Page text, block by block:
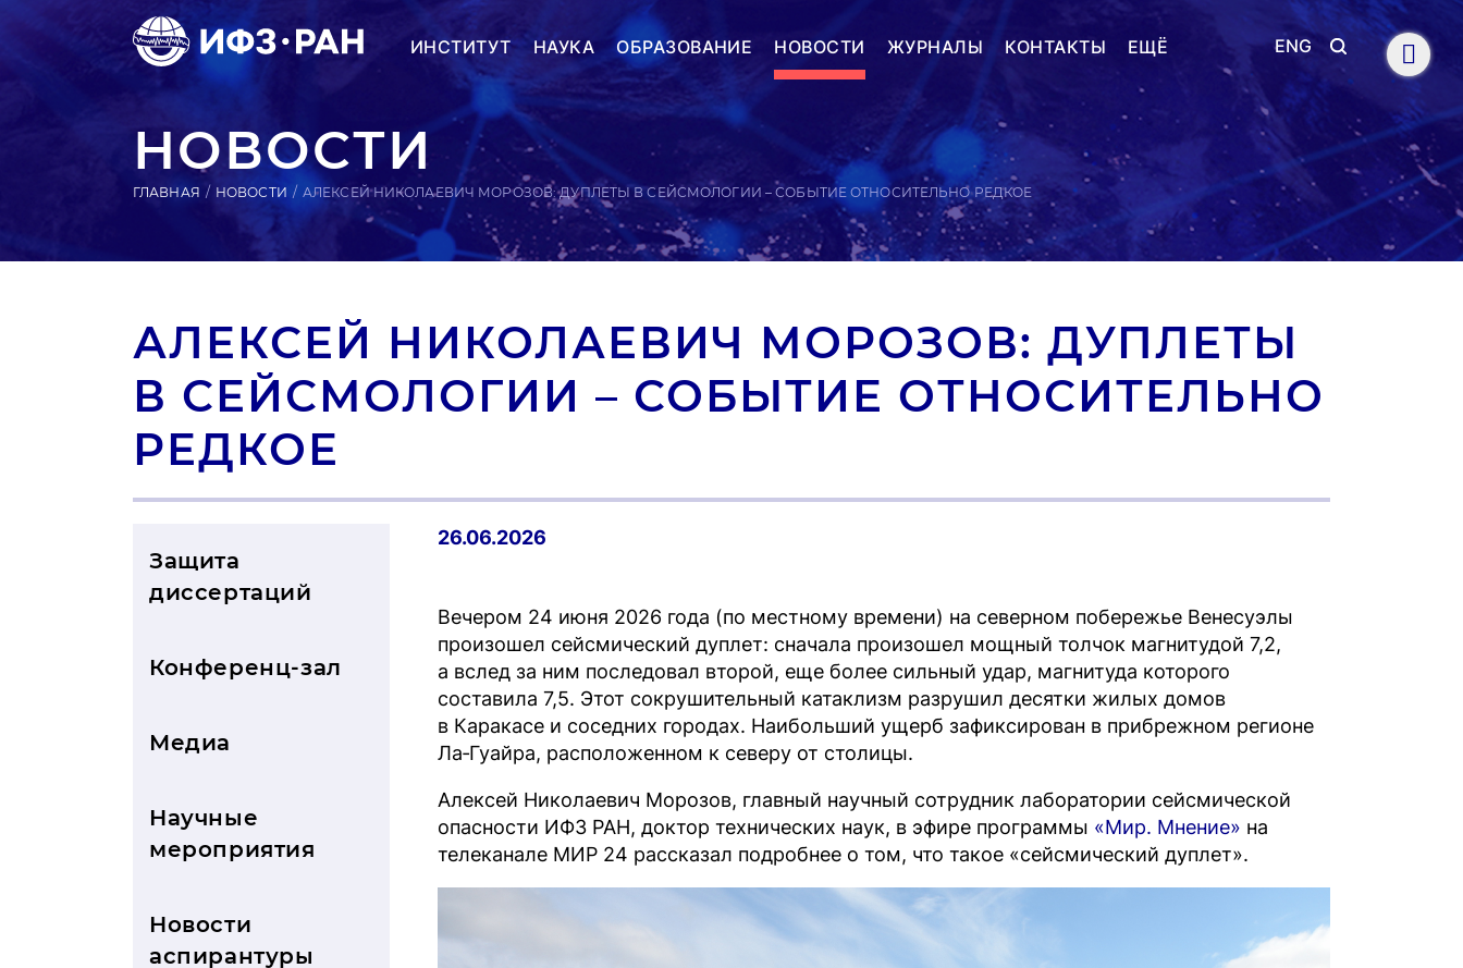
ИНСТИТУТ НАУКА ОБРАЗОВАНИЕ НОВОСТИ ЖУРНАЛЫ КОНТАКТЫ ЕЩЁ ENG
НОВОСТИ
ГЛАВНАЯ НОВОСТИ АЛЕКСЕЙ НИКОЛАЕВИЧ МОРОЗОВ: ДУПЛЕТЫ В СЕЙСМОЛОГИИ – СОБЫТИЕ ОТНОСИТЕЛЬНО РЕДКОЕ
АЛЕКСЕЙ НИКОЛАЕВИЧ МОРОЗОВ: ДУПЛЕТЫ
В СЕЙСМОЛОГИИ – СОБЫТИЕ ОТНОСИТЕЛЬНО
РЕДКОЕ
Защита
диссертаций
Конференц-зал
Медиа
Научные
мероприятия
Новости
аспирантуры
26.06.2026
Вечером 24 июня 2026 года (по местному времени) на северном побережье Венесуэлы
произошел сейсмический дуплет: сначала произошел мощный толчок магнитудой 7,2,
а вслед за ним последовал второй, еще более сильный удар, магнитуда которого
составила 7,5. Этот сокрушительный катаклизм разрушил десятки жилых домов
в Каракасе и соседних городах. Наибольший ущерб зафиксирован в прибрежном регионе
Ла‑Гуайра, расположенном к северу от столицы.
Алексей Николаевич Морозов, главный научный сотрудник лаборатории сейсмической
опасности ИФЗ РАН, доктор технических наук, в эфире программы «Мир. Мнение» на
телеканале МИР 24 рассказал подробнее о том, что такое «сейсмический дуплет».